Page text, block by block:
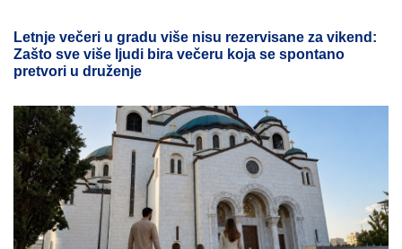
Letnje večeri u gradu više nisu rezervisane za vikend:
Zašto sve više ljudi bira večeru koja se spontano
pretvori u druženje